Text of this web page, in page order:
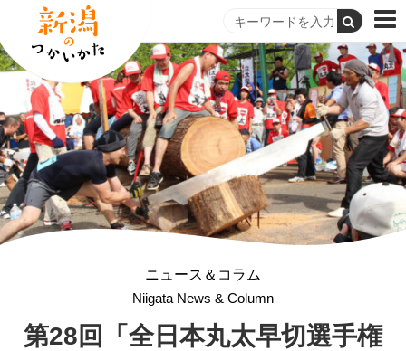
ニュース＆コラム
Niigata News & Column
第28回
「全日本丸太早切選手権